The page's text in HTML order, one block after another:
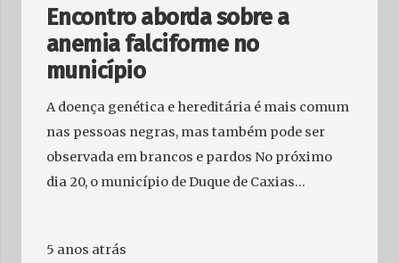
Encontro aborda sobre a
anemia falciforme no
município
A doença genética e hereditária é mais comum
nas pessoas negras, mas também pode ser
observada em brancos e pardos No próximo
dia 20, o município de Duque de Caxias…
5 anos atrás